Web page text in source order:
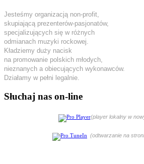
Jesteśmy organizacją non-profit,
skupiającą prezenterów-pasjonatów,
specjalizujących się w różnych
odmianach muzyki rockowej.
Kładziemy duży nacisk
na promowanie polskich młodych,
nieznanych a obiecujących wykonawców.
Działamy w pełni legalnie.
Słuchaj nas on-line
(player lokalny w
(odtwarzanie na